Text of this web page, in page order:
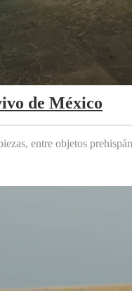
de México
entre objetos